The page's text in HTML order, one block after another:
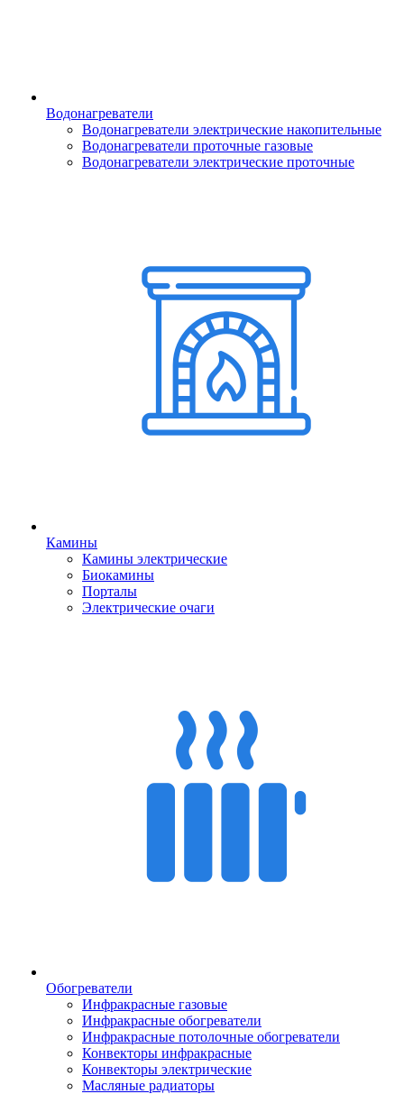
Водонагреватели
Водонагреватели электрические накопительные
Водонагреватели проточные газовые
Водонагреватели электрические проточные
Камины
Камины электрические
Биокамины
Порталы
Электрические очаги
Обогреватели
Инфракрасные газовые
Инфракрасные обогреватели
Инфракрасные потолочные обогреватели
Конвекторы инфракрасные
Конвекторы электрические
Масляные радиаторы